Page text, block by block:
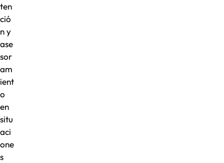
ten
ció
n y
ase
sor
am
ient
o
en
situ
aci
one
s